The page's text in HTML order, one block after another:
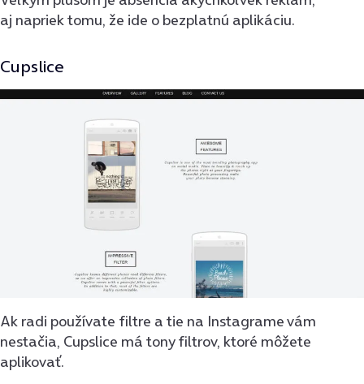
aj napriek tomu, že ide o bezplatnú aplikáciu.
Cupslice
Ak radi používate filtre a tie na Instagrame vám
nestačia, Cupslice má tony filtrov, ktoré môžete
aplikovať.